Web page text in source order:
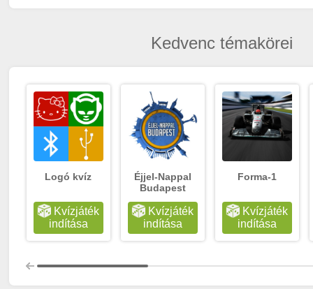
Kedvenc témakörei
Logó kvíz
Kvízjáték
indítása
Éjjel-Nappal
Budapest
Kvízjáték
indítása
Forma-1
Kvízjáték
indítása